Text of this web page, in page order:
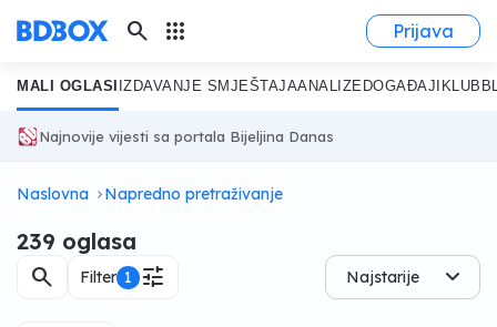
search apps Prijava
MALI OGLASI IZDAVANJE SMJEŠTAJAANALIZE DOGAĐAJI KLUB
Najnovije vijesti sa portala Bijeljina Danas
Naslovna Napredno pretraživanje
239 oglasa
search Filter 1 tune Najstarije